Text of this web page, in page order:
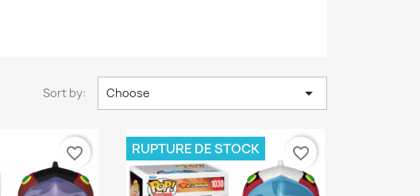
Sort by: Choose 
favorite_border RUPTURE DE STOCK favorite_border